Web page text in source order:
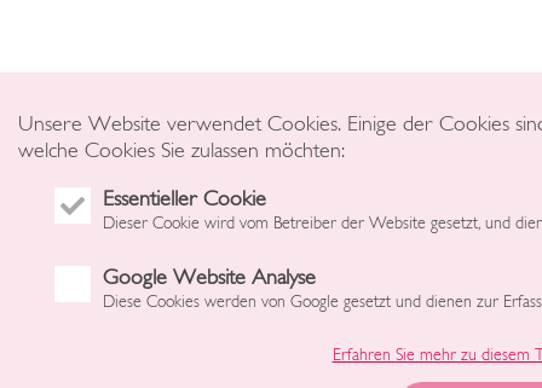
Unsere Website verwendet Cookies. Einige der Cookies
welche Cookies Sie zulassen möchten:
Essentieller Cookie
Dieser Cookie wird vom Betreiber der Website gesetzt, und
Google Website Analyse
Diese Cookies werden von Google gesetzt und dienen zur
Erfahren Sie mehr zu diesem